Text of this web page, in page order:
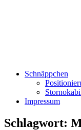
Schnäppchen
Impressum
Schlagwort: